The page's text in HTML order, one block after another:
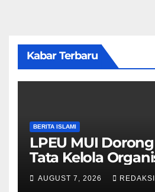
Kabar Terbaru
BERITA ISLAMI
LPEU MUI
Tata Kelola
Lebih Profesional
AUGUST 7, 2026 REDAKSI